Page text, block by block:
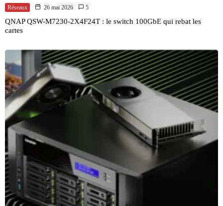
Réseaux 26 mai 2026 5
QNAP QSW-M7230-2X4F24T : le switch 100GbE qui rebat les
cartes